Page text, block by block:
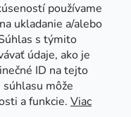
používame
ukladanie a/alebo
s týmito
údaje, ako je
ID na tejto
môže
a funkcie. Viac